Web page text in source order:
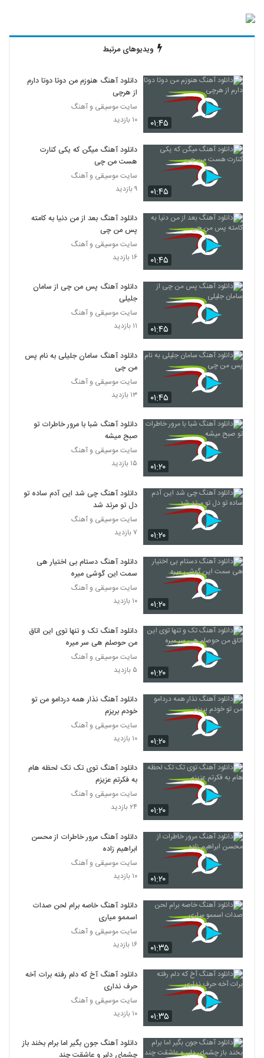
ویدیوهای مرتبط
۰۱:۴۵
دانلود آهنگ هنوزم من دوتا دوتا دارم
از هرچی
سایت موسیقی و آهنگ
۱۰ بازدید
۰۱:۴۵
دانلود آهنگ میگن که یکی کنارت
هست من چی
سایت موسیقی و آهنگ
۹ بازدید
۰۱:۴۵
دانلود آهنگ بعد از من دنیا به کامته
پس من چی
سایت موسیقی و آهنگ
۱۶ بازدید
۰۱:۴۵
دانلود آهنگ پس من چی از سامان
جلیلی
سایت موسیقی و آهنگ
۱۱ بازدید
۰۱:۴۵
دانلود آهنگ سامان جلیلی به نام پس
من چی
سایت موسیقی و آهنگ
۱۳ بازدید
۰۱:۲۰
دانلود آهنگ شبا با مرور خاطرات تو
صبح میشه
سایت موسیقی و آهنگ
۱۵ بازدید
۰۱:۲۰
دانلود آهنگ چی شد این آدم ساده تو
دل تو مرتد شد
سایت موسیقی و آهنگ
۷ بازدید
۰۱:۲۰
دانلود آهنگ دستام بی اختیار هی
سمت این گوشی میره
سایت موسیقی و آهنگ
۱۰ بازدید
۰۱:۲۰
دانلود آهنگ تک و تنها توی این اتاق
من حوصلم هی سر میره
سایت موسیقی و آهنگ
۵ بازدید
۰۱:۲۰
دانلود آهنگ نذار همه دردامو من تو
خودم بریزم
سایت موسیقی و آهنگ
۱۰ بازدید
۰۱:۲۰
دانلود آهنگ توی تک تک لحظه هام
به فکرتم عزیزم
سایت موسیقی و آهنگ
۲۴ بازدید
۰۱:۲۰
دانلود آهنگ مرور خاطرات از محسن
ابراهیم زاده
سایت موسیقی و آهنگ
۱۰ بازدید
۰۱:۳۵
دانلود آهنگ خاصه برام لحن صدات
اسممو میاری
سایت موسیقی و آهنگ
۱۶ بازدید
۰۱:۳۵
دانلود آهنگ آخ که دلم رفته برات آخه
حرف نداری
سایت موسیقی و آهنگ
۱۰ بازدید
دانلود آهنگ جون بگیر اما برام بخند باز
چشمای دلبر و عاشقت چند